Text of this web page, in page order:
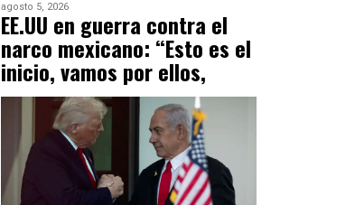
agosto 5, 2026
EE.UU en guerra contra el
narco mexicano: “Esto es el
inicio, vamos por ellos,